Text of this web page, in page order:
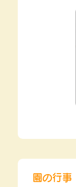
園の行事